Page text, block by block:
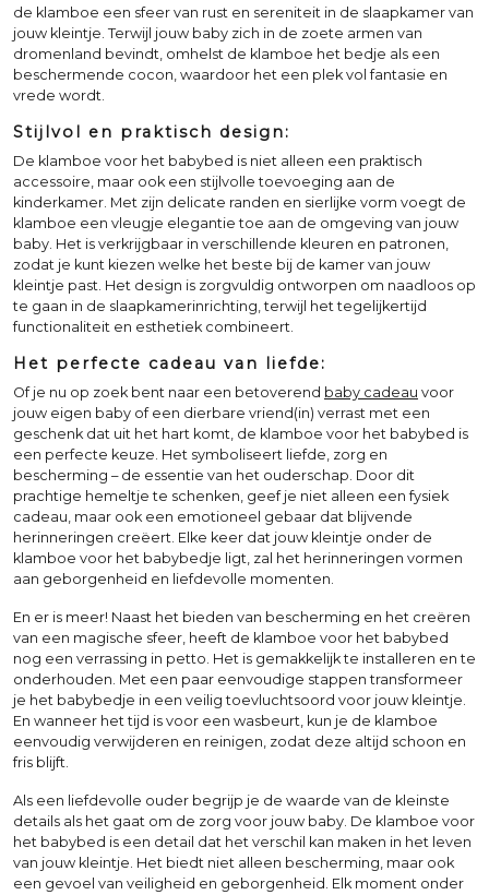
de klamboe een sfeer van rust en sereniteit in de slaapkamer van
jouw kleintje. Terwijl jouw baby zich in de zoete armen van
dromenland bevindt, omhelst de klamboe het bedje als een
beschermende cocon, waardoor het een plek vol fantasie en
vrede wordt.
Stijlvol en praktisch design:
De klamboe voor het babybed is niet alleen een praktisch
accessoire, maar ook een stijlvolle toevoeging aan de
kinderkamer. Met zijn delicate randen en sierlijke vorm voegt de
klamboe een vleugje elegantie toe aan de omgeving van jouw
baby. Het is verkrijgbaar in verschillende kleuren en patronen,
zodat je kunt kiezen welke het beste bij de kamer van jouw
kleintje past. Het design is zorgvuldig ontworpen om naadloos op
te gaan in de slaapkamerinrichting, terwijl het tegelijkertijd
functionaliteit en esthetiek combineert.
Het perfecte cadeau van liefde:
Of je nu op zoek bent naar een betoverend baby cadeau voor
jouw eigen baby of een dierbare vriend(in) verrast met een
geschenk dat uit het hart komt, de klamboe voor het babybed is
een perfecte keuze. Het symboliseert liefde, zorg en
bescherming – de essentie van het ouderschap. Door dit
prachtige hemeltje te schenken, geef je niet alleen een fysiek
cadeau, maar ook een emotioneel gebaar dat blijvende
herinneringen creëert. Elke keer dat jouw kleintje onder de
klamboe voor het babybedje ligt, zal het herinneringen vormen
aan geborgenheid en liefdevolle momenten.
En er is meer! Naast het bieden van bescherming en het creëren
van een magische sfeer, heeft de klamboe voor het babybed
nog een verrassing in petto. Het is gemakkelijk te installeren en te
onderhouden. Met een paar eenvoudige stappen transformeer
je het babybedje in een veilig toevluchtsoord voor jouw kleintje.
En wanneer het tijd is voor een wasbeurt, kun je de klamboe
eenvoudig verwijderen en reinigen, zodat deze altijd schoon en
fris blijft.
Als een liefdevolle ouder begrijp je de waarde van de kleinste
details als het gaat om de zorg voor jouw baby. De klamboe voor
het babybed is een detail dat het verschil kan maken in het leven
van jouw kleintje. Het biedt niet alleen bescherming, maar ook
een gevoel van veiligheid en geborgenheid. Elk moment onder